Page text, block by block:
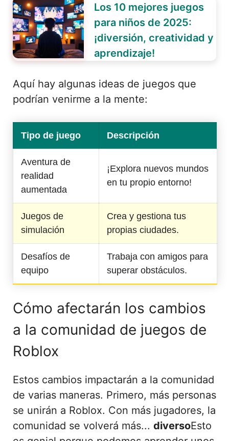
Los 10 mejores juegos
para niños de 2025:
¡diversión, creatividad y
aprendizaje!
Aquí hay algunas ideas de juegos que
podrían venirme a la mente:
Tipo de juego Descripción
Aventura de
realidad
aumentada
¡Explora nuevos mundos
en tu propio entorno!
Juegos de
simulación
Crea y gestiona tus
propias ciudades.
Desafíos de
equipo
Trabaja con amigos para
superar obstáculos.
Cómo afectarán los cambios
a la comunidad de juegos de
Roblox
Estos cambios impactarán a la comunidad
de varias maneras. Primero, más personas
se unirán a Roblox. Con más jugadores, la
comunidad se volverá más... diversoEsto